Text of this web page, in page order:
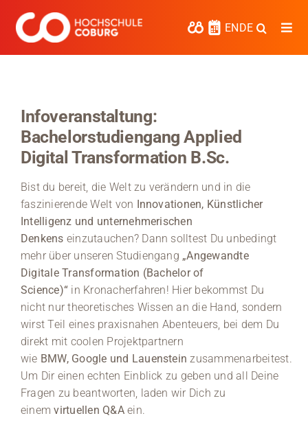
Inhalt
springen
ENDE
Kooperieren
Hochschule Coburg
Regionalentwicklung
Entdecke die Region
Informationen für …
Kontakt
Medien
Stellenangebote
News
Infoveranstaltung:
Bachelorstudiengang Applied
Digital Transformation B.Sc.
Bist du bereit, die Welt zu verändern und in die
faszinierende Welt von Innovationen, Künstlicher
Intelligenz und unternehmerischen
Denkens einzutauchen? Dann solltest Du unbedingt
mehr über unseren Studiengang „Angewandte
Digitale Transformation (Bachelor of
Science)“ in Kronacherfahren! Hier bekommst Du
nicht nur theoretisches Wissen an die Hand, sondern
wirst Teil eines praxisnahen Abenteuers, bei dem Du
direkt mit coolen Projektpartnern
wie BMW, Google und Lauenstein zusammenarbeitest.
Um Dir einen echten Einblick zu geben und all Deine
Fragen zu beantworten, laden wir Dich zu
einem virtuellen Q&Aein.